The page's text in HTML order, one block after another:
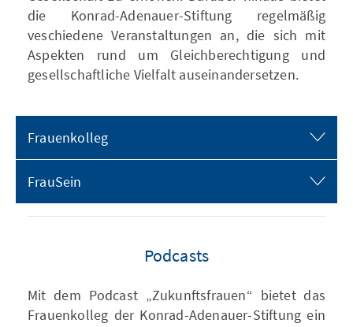
die Konrad-Adenauer-Stiftung regelmäßig
veschiedene Veranstaltungen an, die sich mit
Aspekten rund um Gleichberechtigung und
gesellschaftliche Vielfalt auseinandersetzen.
Frauenkolleg
FrauSein
Podcasts
Mit dem Podcast „Zukunftsfrauen“ bietet das
Frauenkolleg der Konrad-Adenauer-Stiftung ein